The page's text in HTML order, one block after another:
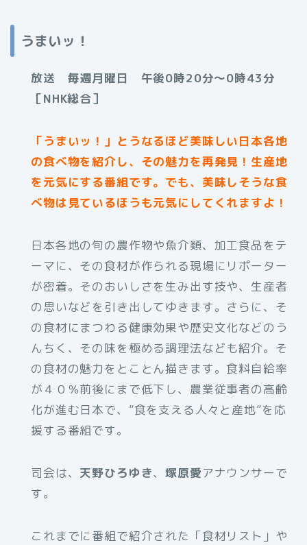
うまいッ！
放送 毎週月曜日 午後0時20分～0時43分
［NHK総合］
「うまいッ！」とうなるほど美味しい日本各地
の食べ物を紹介し、その魅力を再発見！生産地
を元気にする番組です。でも、美味しそうな食
べ物は見ているほうも元気にしてくれますよ！
日本各地の旬の農作物や魚介類、加工食品をテ
ーマに、その食材が作られる現場にリポーター
が密着。そのおいしさを生み出す技や、生産者
の思いなどを引き出してゆきます。さらに、そ
の食材にまつわる健康効果や歴史文化などのう
んちく、その味を極める調理法なども紹介。そ
の食材の魅力をとことん描きます。食料自給率
が４０％前後にまで低下し、農業従事者の高齢
化が進む日本で、”食を支える人々と産地”を応
援する番組です。
司会は、 天野ひろゆき、塚原愛アナウンサーで
す。
これまでに番組で紹介された「食材リスト」や